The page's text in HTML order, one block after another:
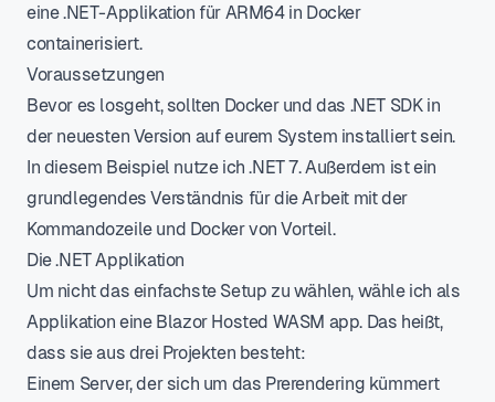
eine .NET-Applikation für ARM64 in Docker
containerisiert.
Voraussetzungen
Bevor es losgeht, sollten Docker und das .NET SDK in
der neuesten Version auf eurem System installiert sein.
In diesem Beispiel nutze ich .NET 7. Außerdem ist ein
grundlegendes Verständnis für die Arbeit mit der
Kommandozeile und Docker von Vorteil.
Die .NET Applikation
Um nicht das einfachste Setup zu wählen, wähle ich als
Applikation eine Blazor Hosted WASM app. Das heißt,
dass sie aus drei Projekten besteht:
Einem Server, der sich um das Prerendering kümmert